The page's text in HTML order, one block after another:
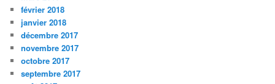
février 2018
janvier 2018
décembre 2017
novembre 2017
octobre 2017
septembre 2017